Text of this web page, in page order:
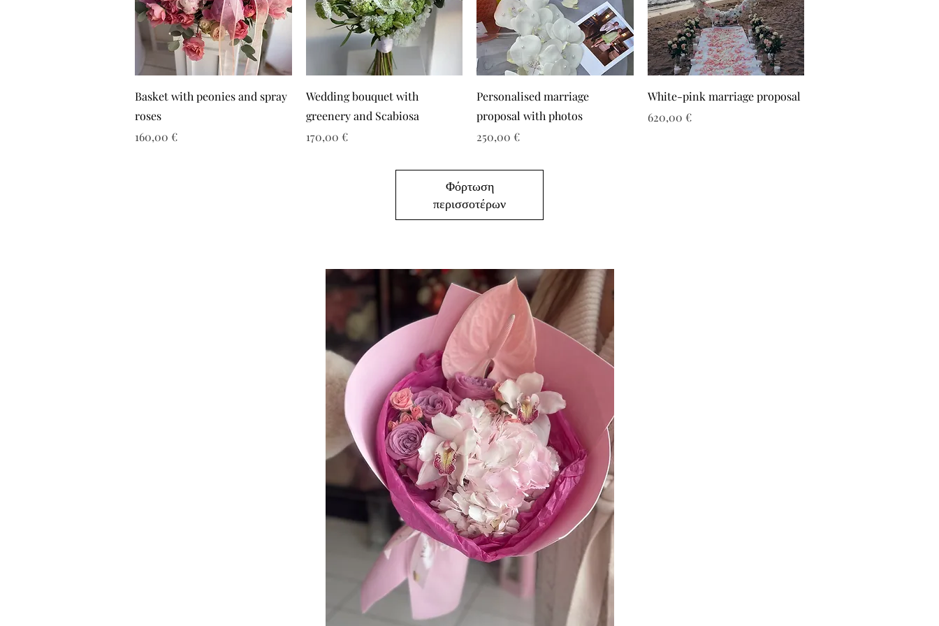
Basket with peonies and spray
roses
Τιμή
160,00 €
Wedding bouquet with
greenery and Scabiosa
Τιμή
170,00 €
Personalised marriage
proposal with photos
Τιμή
250,00 €
White-pink marriage proposal
Τιμή
620,00 €
Φόρτωση
περισσοτέρων